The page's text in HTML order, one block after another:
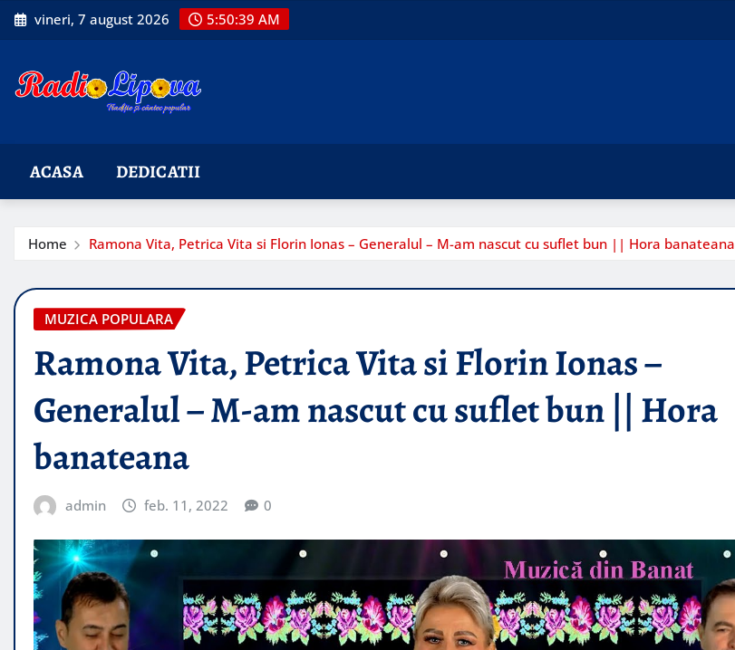
Skip
to
vineri, 7 august 2026 5:50:40 AM
ACASA DEDICATII
Home Ramona Vita, Petrica Vita si Florin Ionas – Generalul – M-am nascut cu suflet bun || Hora banateana
MUZICA POPULARA
Ramona Vita, Petrica Vita si Florin Ionas –
Generalul – M-am nascut cu suflet bun || Hora
banateana
admin feb. 11, 2022 0